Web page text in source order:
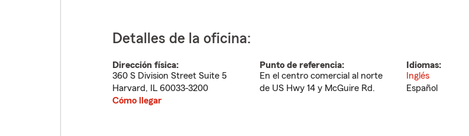
Detalles de la oficina:
Dirección física:
360 S Division Street Suite 5
Harvard, IL 60033-3200
Cómo llegar
Punto de referencia:
En el centro comercial al norte
de US Hwy 14 y McGuire Rd.
Idiomas:
Inglés
Español